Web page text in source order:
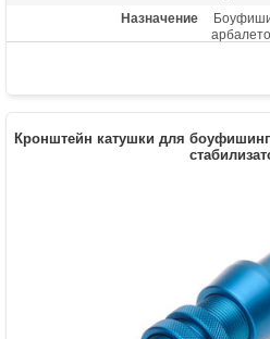
Назначение
Кронштейн катушки для